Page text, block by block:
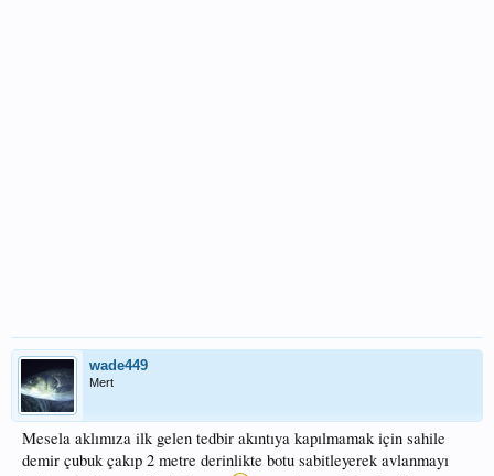
wade449
Mert
Mesela aklımıza ilk gelen tedbir akıntıya kapılmamak için sahile
demir çubuk çakıp 2 metre derinlikte botu sabitleyerek avlanmayı